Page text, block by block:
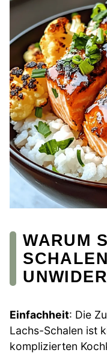
WARUM
Einfachheit: Die
Lachs-Schalen ist
komplizierten